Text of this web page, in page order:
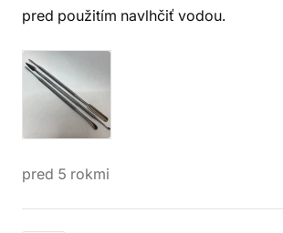
pred použitím navlhčiť vodou.
pred 5 rokmi